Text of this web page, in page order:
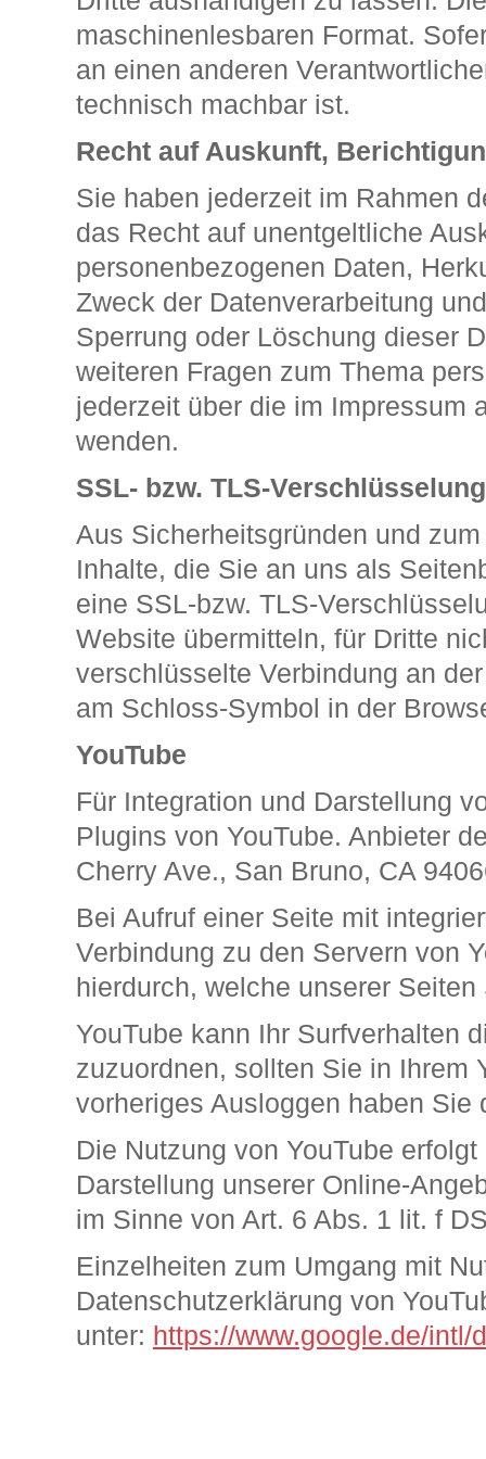
maschinenlesbaren Format.
an einen anderen
technisch machbar ist.
Recht auf Auskunft,
Sie haben jederzeit im Rahmen
das Recht auf unentgeltliche
personenbezogenen Daten,
Zweck der Datenverarbeitung
Sperrung oder Löschung dieser
weiteren Fragen zum Thema
jederzeit über die im Impressum
wenden.
SSL- bzw. TLS-Verschlüsselung
Aus Sicherheitsgründen und
Inhalte, die Sie an uns als
eine SSL-bzw. TLS-
Website übermitteln, für Dritte
verschlüsselte Verbindung an
am Schloss-Symbol in der
YouTube
Für Integration und Darstellung
Plugins von YouTube. Anbieter
Cherry Ave., San Bruno, CA
Bei Aufruf einer Seite mit
Verbindung zu den Servern von
hierdurch, welche unserer
YouTube kann Ihr Surfverhalten
zuzuordnen, sollten Sie in Ihrem
vorheriges Ausloggen haben
Die Nutzung von YouTube
Darstellung unserer Online-
im Sinne von Art. 6 Abs. 1 lit. f
Einzelheiten zum Umgang mit
Datenschutzerklärung von
unter: https://www.google.de/intl/